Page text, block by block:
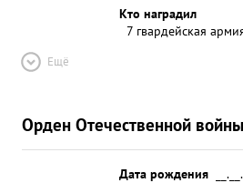
Кто наградил
7 гвардейская
Ещё
Орден Отечественной
Дата рождения